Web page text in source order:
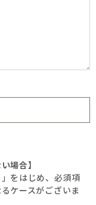
場合】
をはじめ、必須項
ケースがございま